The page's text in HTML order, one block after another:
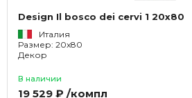
Design Il bosco dei cervi 1 20x80
Италия
Размер: 20x80
Декор
В наличии
19 529 ₽ /компл